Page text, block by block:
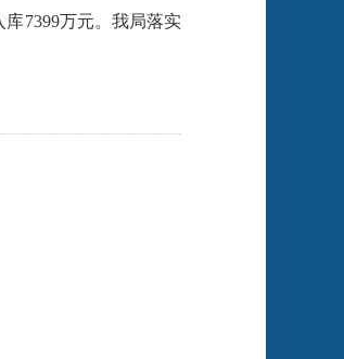
7399万元。我局落实